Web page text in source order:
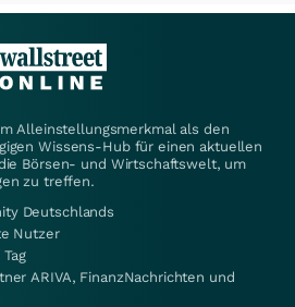
Alleinstellungsmerkmal als den
Wissens-Hub für einen aktuellen
Börsen- und Wirtschaftswelt, um
zu treffen.
Deutschlands
Nutzer
ARIVA, FinanzNachrichten und